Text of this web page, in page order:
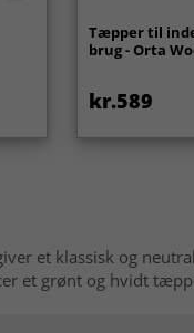
Tæpper til
brug - Orta
kr.589
et klassisk og
et grønt og hvidt